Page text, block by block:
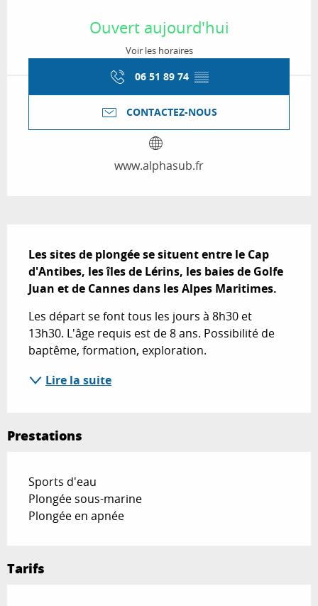
Ouvert aujourd'hui
Voir les horaires
06 51 89 74 ▒▒
CONTACTEZ-NOUS
www.alphasub.fr
Les sites de plongée se situent entre le Cap
d'Antibes, les îles de Lérins, les baies de Golfe
Juan et de Cannes dans les Alpes Maritimes.
Les départ se font tous les jours à 8h30 et
13h30. L'âge requis est de 8 ans. Possibilité de
baptême, formation, exploration.
Lire la suite
Prestations
Sports d'eau
Plongée sous-marine
Plongée en apnée
Tarifs